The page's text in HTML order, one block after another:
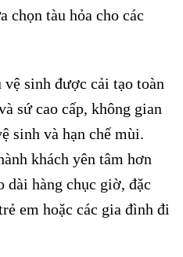
chọn tàu hỏa cho các
sinh được cải tạo toàn
sứ cao cấp, không gian
sinh và hạn chế mùi.
khách yên tâm hơn
dài hàng chục giờ, đặc
em hoặc các gia đình đi